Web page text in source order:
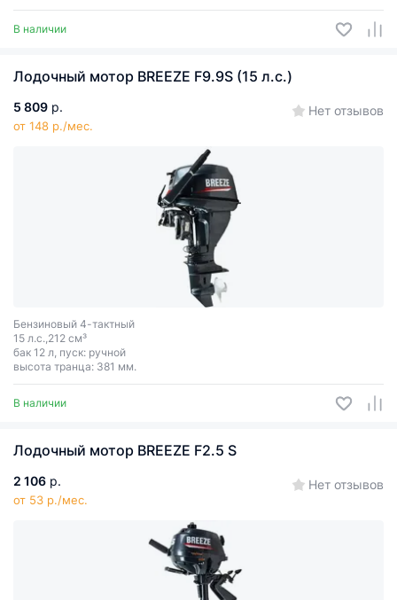
В наличии
Лодочный мотор BREEZE F9.9S (15 л.с.)
5 809 р.
от 148 р./мес.
Нет отзывов
Бензиновый 4-тактный
15 л.с.,212 см³
бак 12 л, пуск: ручной
высота транца: 381 мм.
В наличии
Лодочный мотор BREEZE F2.5 S
2 106 р.
от 53 р./мес.
Нет отзывов